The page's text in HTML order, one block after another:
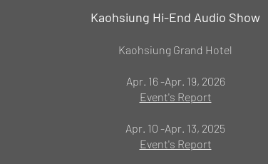
Kaohsiung Hi-End Audio Show
Kaohsiung Grand Hotel
Apr. 16 -Apr. 19, 2026
Event's Report
Apr. 10 -Apr. 13, 2025
Event's Report